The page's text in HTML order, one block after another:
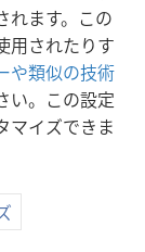
れます。この
用されたりす
や類似の技術
い。この設定
マイズできま
レテに残した
ちが，聖霊に
なしたことか
と言えます。
神であるという
と，聖霊に